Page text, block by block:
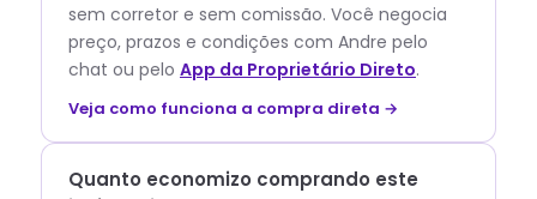
sem corretor e sem comissão. Você negocia
preço, prazos e condições com Andre pelo
chat ou pelo App da Proprietário Direto.
Veja como funciona a compra direta →
Quanto economizo comprando este